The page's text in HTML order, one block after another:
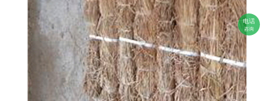
电话
咨询